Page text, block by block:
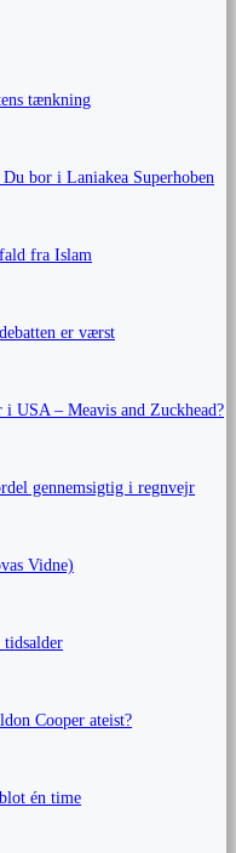
tænkning
bor i Laniakea Superhoben
fra Islam
er værst
USA – Meavis and Zuckhead?
gennemsigtig i regnvejr
Vidne)
Cooper ateist?
én time